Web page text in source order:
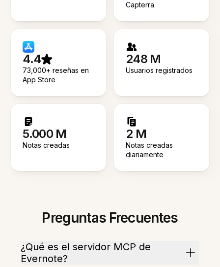
Capterra
4.4
73,000+ reseñas en
App Store
248 M
Usuarios registrados
5.000 M
Notas creadas
2 M
Notas creadas
diariamente
Preguntas Frecuentes
¿Qué es el servidor MCP de
Evernote?